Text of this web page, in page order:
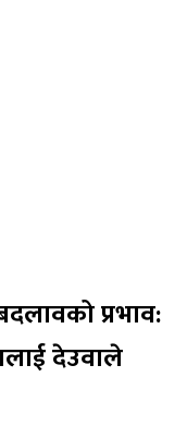
प्रभाव:
देउवाले